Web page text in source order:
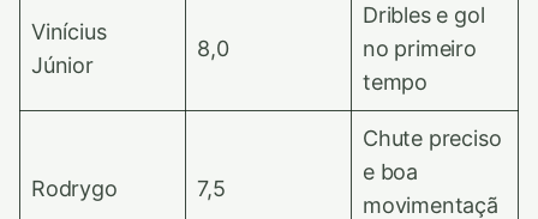
Vinícius
Júnior
8,0
Dribles e gol
no primeiro
tempo
Rodrygo 7,5
Chute preciso
e boa
movimentaçã